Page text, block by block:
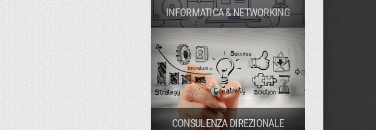
INFORMATICA & NETWORKING
CONSULENZA DIREZIONALE